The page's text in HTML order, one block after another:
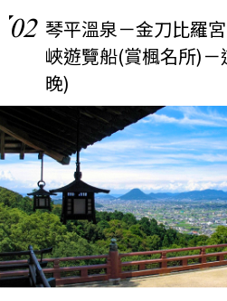
02 琴平溫泉－金刀比羅
峽遊覽船(賞楓名所)
晚)